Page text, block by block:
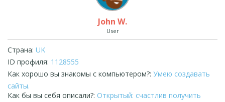
John W.
User
Страна: UK
ID профиля: 1128555
Как хорошо вы знакомы с компьютером?: Умею создавать
сайты.
Как бы вы себя описали?: Открытый: счастлив получить